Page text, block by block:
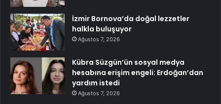
İzmir Bornova’da doğal lezzetler
halkla buluşuyor
Ağustos 7, 2026
Kübra Süzgün’ün sosyal medya
hesabına erişim engeli: Erdoğan’dan
yardım istedi
Ağustos 7, 2026